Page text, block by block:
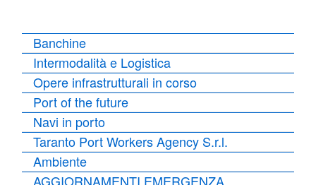
Banchine
Intermodalità e Logistica
Opere infrastrutturali in corso
Port of the future
Navi in porto
Taranto Port Workers Agency S.r.l.
Ambiente
AGGIORNAMENTI EMERGENZA